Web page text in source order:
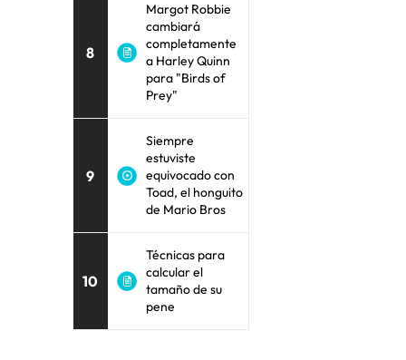
8
Margot Robbie
cambiará
completamente
a Harley Quinn
para "Birds of
Prey"
9
Siempre
estuviste
equivocado con
Toad, el honguito
de Mario Bros
10
Técnicas para
calcular el
tamaño de su
pene